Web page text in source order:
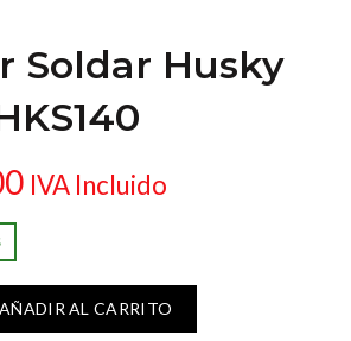
Soldar Husky
IVA Incluido
cantidad
AÑADIR AL CARRITO